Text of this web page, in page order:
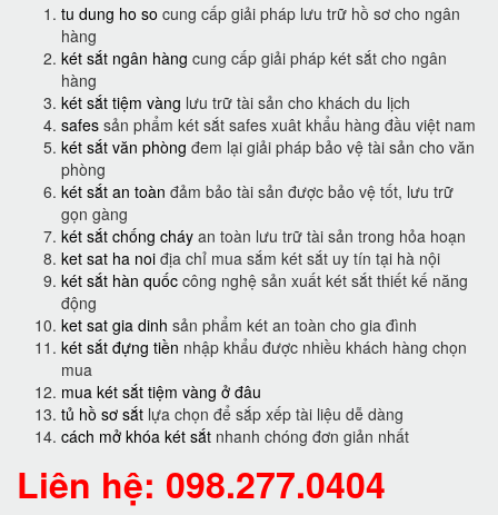
tu dung ho so cung cấp giải pháp lưu trữ hồ sơ cho ngân
hàng
két sắt ngân hàng cung cấp giải pháp két sắt cho ngân
hàng
két sắt tiệm vàng lưu trữ tài sản cho khách du lịch
safes sản phẩm két sắt safes xuât khẩu hàng đầu việt nam
két sắt văn phòng đem lại giải pháp bảo vệ tài sản cho văn
phòng
két sắt an toàn đảm bảo tài sản được bảo vệ tốt, lưu trữ
gọn gàng
két sắt chống cháy an toàn lưu trữ tài sản trong hỏa hoạn
ket sat ha noi địa chỉ mua sắm két sắt uy tín tại hà nội
két sắt hàn quốc công nghệ sản xuất két sắt thiết kế năng
động
ket sat gia dinh sản phẩm két an toàn cho gia đình
két sắt đựng tiền nhập khẩu được nhiều khách hàng chọn
mua
mua két sắt tiệm vàng ở đâu
tủ hồ sơ sắt lựa chọn để sắp xếp tài liệu dễ dàng
cách mở khóa két sắt nhanh chóng đơn giản nhất
Liên hệ: 098.277.0404